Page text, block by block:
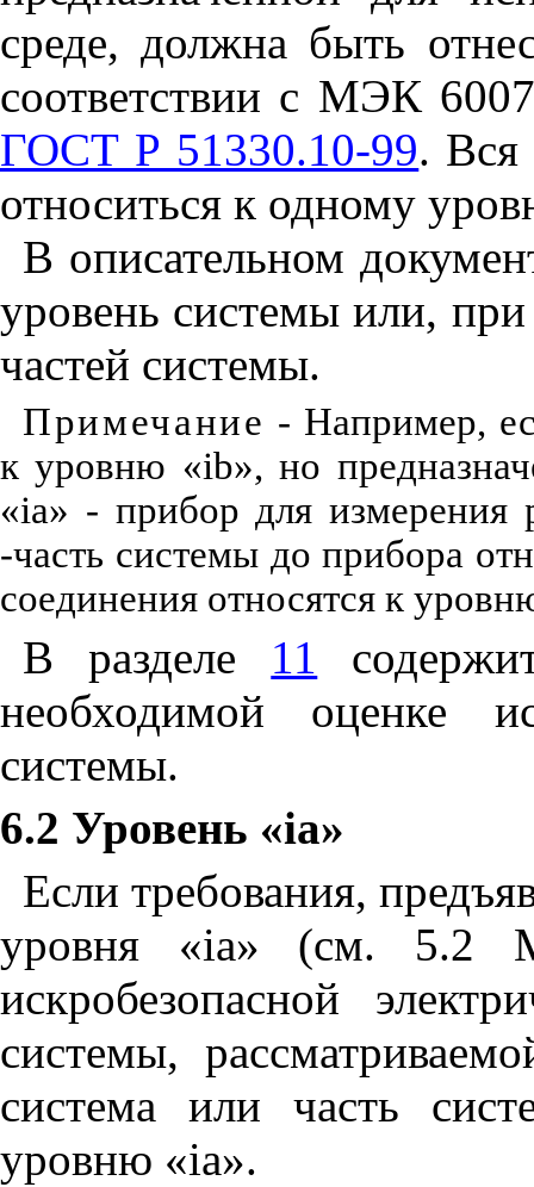
среде, должна быть
соответствии с МЭК
ГОСТ Р 51330.10-99. Вся
относиться к одному
В описательном
уровень системы или,
частей системы.
Примечание - Например,
к уровню «ib», но
«ia» - прибор для
-часть системы до прибора
соединения относятся к
В разделе 11
необходимой оценке
системы.
6.2 Уровень «ia»
Если требования,
уровня «ia» (см. 5.2
искробезопасной
системы,
система или часть
уровню «ia».